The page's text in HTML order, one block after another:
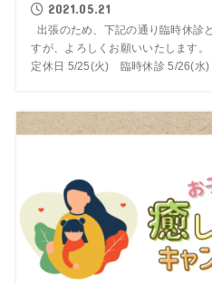
2021.05.21
出張のため、下記の通り臨時休診
すが、よろしくお願いいたしま
定休日 5/25(火) 臨時休診 5/26(水)